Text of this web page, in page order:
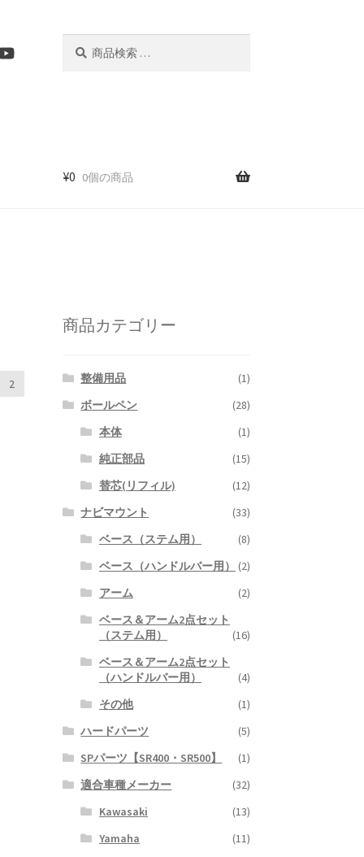
¥0 0個の商品
2
商品カテゴリー
整備用品
(1)
ボールペン
(28)
本体
(1)
純正部品
(15)
替芯(リフィル)
(12)
ナビマウント
(33)
ベース（ステム用）
(8)
ベース（ハンドルバー用）
(2)
アーム
(2)
ベース＆アーム2点セット
（ステム用）
(16)
ベース＆アーム2点セット
（ハンドルバー用）
(4)
その他
(1)
ハードパーツ
(5)
SPパーツ【SR400・SR500】
(1)
適合車種メーカー
(32)
Kawasaki
(13)
Yamaha
(11)